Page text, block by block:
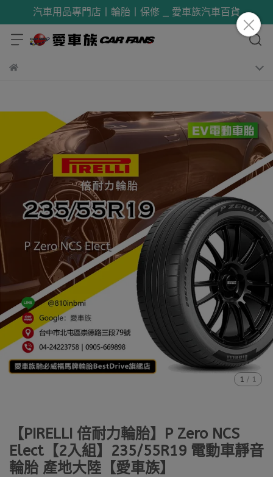
汽車用品專門店丨輪胎丨保修 _ 愛車族汽車百貨
1 / 1
【PIRELLI 倍耐力輪胎】P Zero NCS
Elect【2入組】235/55R19 電動車靜音
輪胎 產地大陸【愛車族】